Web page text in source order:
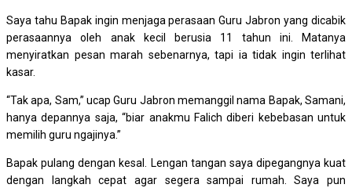
Saya tahu Bapak ingin menjaga perasaan Guru Jabron yang dicabik
perasaannya oleh anak kecil berusia 11 tahun ini. Matanya
menyiratkan pesan marah sebenarnya, tapi ia tidak ingin terlihat
kasar.
“Tak apa, Sam,” ucap Guru Jabron memanggil nama Bapak, Samani,
hanya depannya saja, “biar anakmu Falich diberi kebebasan untuk
memilih guru ngajinya.”
Bapak pulang dengan kesal. Lengan tangan saya dipegangnya kuat
dengan langkah cepat agar segera sampai rumah. Saya pun